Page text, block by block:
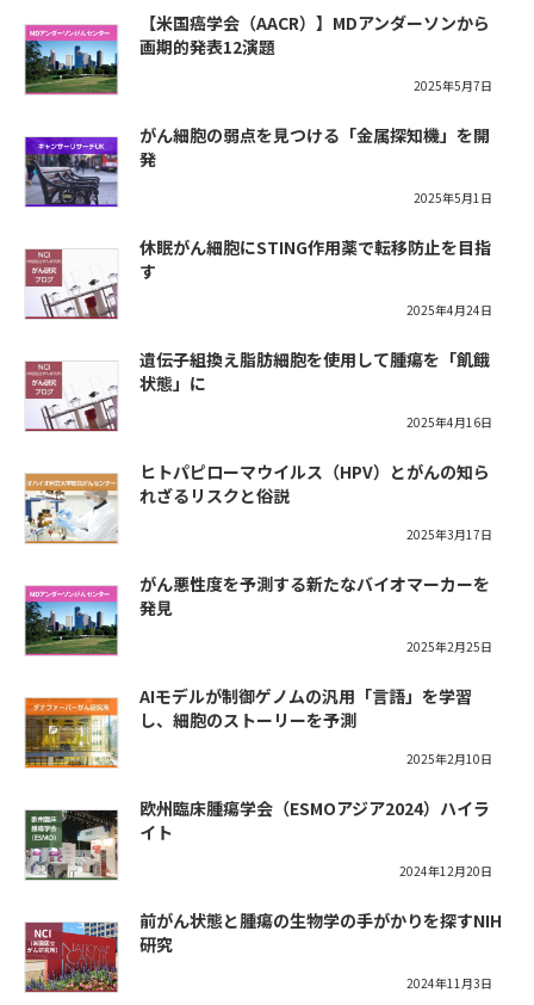
【米国癌学会（AACR）】MDアンダーソンから
画期的発表12演題
2025年5月7日
がん細胞の弱点を見つける「金属探知機」を開
発
2025年5月1日
休眠がん細胞にSTING作用薬で転移防止を目指
す
2025年4月24日
遺伝子組換え脂肪細胞を使用して腫瘍を「飢餓
状態」に
2025年4月16日
ヒトパピローマウイルス（HPV）とがんの知ら
れざるリスクと俗説
2025年3月17日
がん悪性度を予測する新たなバイオマーカーを
発見
2025年2月25日
AIモデルが制御ゲノムの汎用「言語」を学習
し、細胞のストーリーを予測
2025年2月10日
欧州臨床腫瘍学会（ESMOアジア2024）ハイラ
イト
2024年12月20日
前がん状態と腫瘍の生物学の手がかりを探すNIH
研究
2024年11月3日